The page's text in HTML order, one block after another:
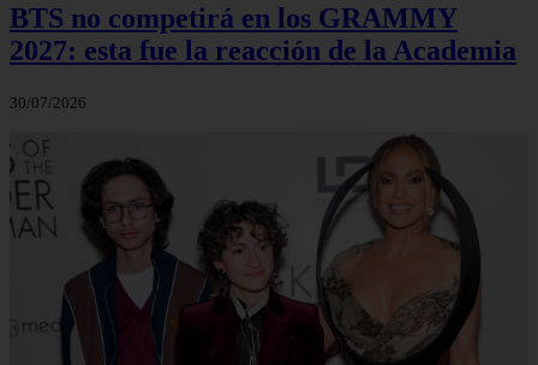
BTS no competirá en los GRAMMY
2027: esta fue la reacción de la Academia
30/07/2026